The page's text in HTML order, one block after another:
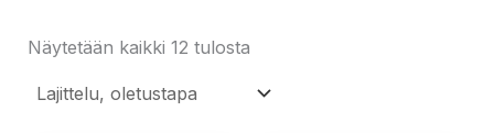
Näytetään kaikki 12 tulosta